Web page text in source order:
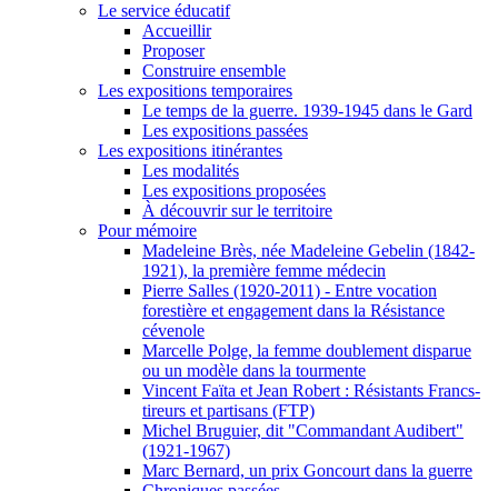
Le service éducatif
Accueillir
Proposer
Construire ensemble
Les expositions temporaires
Le temps de la guerre. 1939-1945 dans le Gard
Les expositions passées
Les expositions itinérantes
Les modalités
Les expositions proposées
À découvrir sur le territoire
Pour mémoire
Madeleine Brès, née Madeleine Gebelin (1842-
1921), la première femme médecin
Pierre Salles (1920-2011) - Entre vocation
forestière et engagement dans la Résistance
cévenole
Marcelle Polge, la femme doublement disparue
ou un modèle dans la tourmente
Vincent Faïta et Jean Robert : Résistants Francs-
tireurs et partisans (FTP)
Michel Bruguier, dit "Commandant Audibert"
(1921-1967)
Marc Bernard, un prix Goncourt dans la guerre